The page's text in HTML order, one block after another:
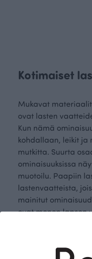
Kotimaiset
Mukavat
ovat lasten
Kun nämä
kohdallaan, leikit ja
mutkitta. Suurta
ominaisuuksissa
muotoilu. Paapiin
lastenvaatteista,
mainitut
ovat monen lapsen